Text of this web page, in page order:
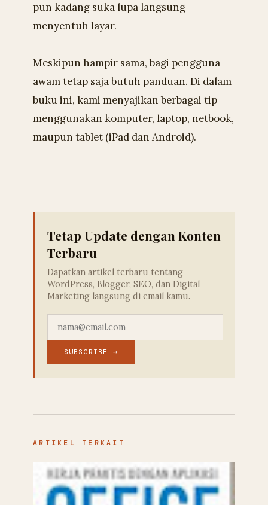
pun kadang suka lupa langsung
menyentuh layar.
Meskipun hampir sama, bagi pengguna
awam tetap saja butuh panduan. Di dalam
buku ini, kami menyajikan berbagai tip
menggunakan komputer, laptop, netbook,
maupun tablet (iPad dan Android).
Tetap Update dengan Konten
Terbaru
Dapatkan artikel terbaru tentang
WordPress, Blogger, SEO, dan Digital
Marketing langsung di email kamu.
SUBSCRIBE →
ARTIKEL TERKAIT